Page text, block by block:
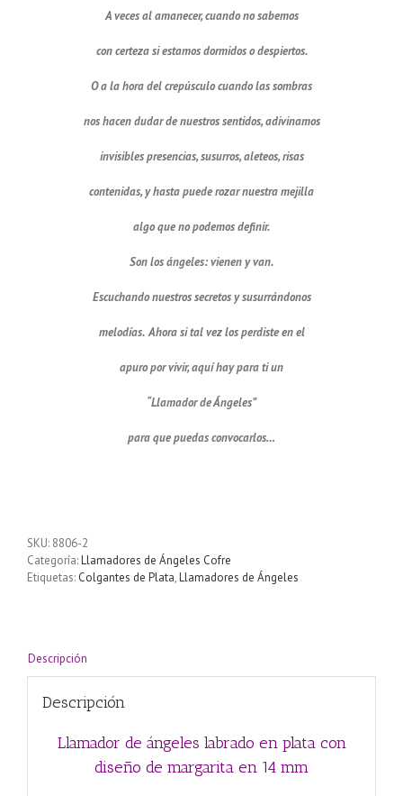
A veces al amanecer, cuando no sabemos
con certeza si estamos dormidos o despiertos.
O a la hora del crepúsculo cuando las sombras
nos hacen dudar de nuestros sentidos, adivinamos
invisibles presencias, susurros, aleteos, risas
contenidas, y hasta puede rozar nuestra mejilla
algo que no podemos definir.
Son los ángeles: vienen y van.
Escuchando nuestros secretos y susurrándonos
melodías. Ahora si tal vez los perdiste en el
apuro por vivir, aquí hay para ti un
“Llamador de Ángeles”
para que puedas convocarlos…
SKU: 8806-2
Categoría:Llamadores de Ángeles Cofre
Etiquetas: Colgantes de Plata,Llamadores de Ángeles
Descripción
Descripción
Llamador de ángeles labrado en plata con
diseño de margarita en 14 mm